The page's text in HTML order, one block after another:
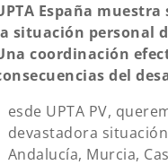
España
situación personal
coordinación
del
esde UPTA PV,
devastadora
Andalucía, Murcia,